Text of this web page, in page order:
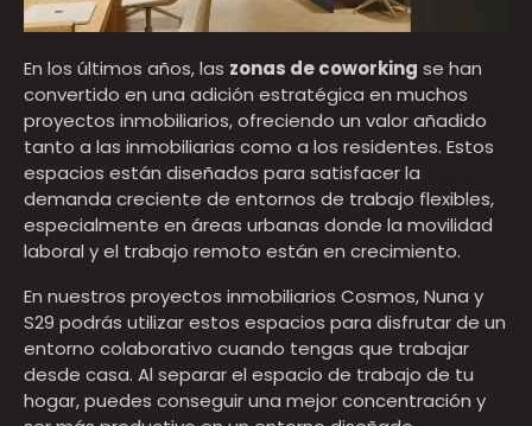
En los últimos años, las zonas de coworking se han
convertido en una adición estratégica en muchos
proyectos inmobiliarios, ofreciendo un valor añadido
tanto a las inmobiliarias como a los residentes. Estos
espacios están diseñados para satisfacer la
demanda creciente de entornos de trabajo flexibles,
especialmente en áreas urbanas donde la movilidad
laboral y el trabajo remoto están en crecimiento.
En nuestros proyectos inmobiliarios Cosmos, Nuna y
S29 podrás utilizar estos espacios para disfrutar de un
entorno colaborativo cuando tengas que trabajar
desde casa. Al separar el espacio de trabajo de tu
hogar, puedes conseguir una mejor concentración y